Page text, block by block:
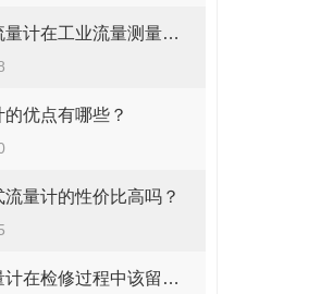
智能探针式流量计在工业流量测量中的应用
优点有哪些？
量计的性价比高吗？
环形孔板流量计在检修过程中该留意的事项